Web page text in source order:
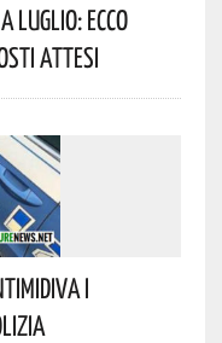
Luglio: Ecco
Attesi
I